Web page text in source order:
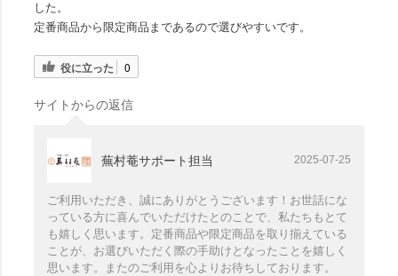
した。
定番商品から限定商品まであるので選びやすいです。
役に立った 0
サイトからの返信
蕪村菴サポート担当 2025-07-25
ご利用いただき、誠にありがとうございます！お世話にな
っている方に喜んでいただけたとのことで、私たちもとて
も嬉しく思います。定番商品や限定商品を取り揃えている
ことが、お選びいただく際の手助けとなったことを嬉しく
思います。またのご利用を心よりお待ちしております。